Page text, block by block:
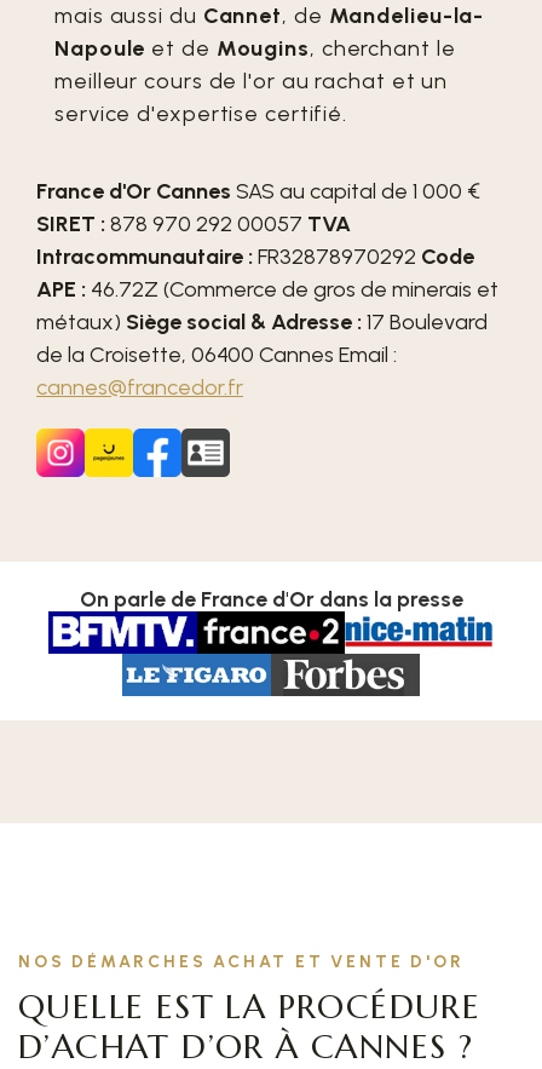
mais aussi du Cannet, de Mandelieu-la-
Napoule et de Mougins, cherchant le
meilleur cours de l'or au rachat et un
service d'expertise certifié.
France d'Or Cannes SAS au capital de 1 000 €
SIRET : 878 970 292 00057 TVA
Intracommunautaire : FR32878970292 Code
APE : 46.72Z (Commerce de gros de minerais et
métaux) Siège social & Adresse : 17 Boulevard
de la Croisette, 06400 Cannes Email :
cannes@francedor.fr
On parle de France d'Or dans la presse
NOS DÉMARCHES ACHAT ET VENTE D'OR
QUELLE EST LA PROCÉDURE
D’ACHAT D’OR À CANNES ?